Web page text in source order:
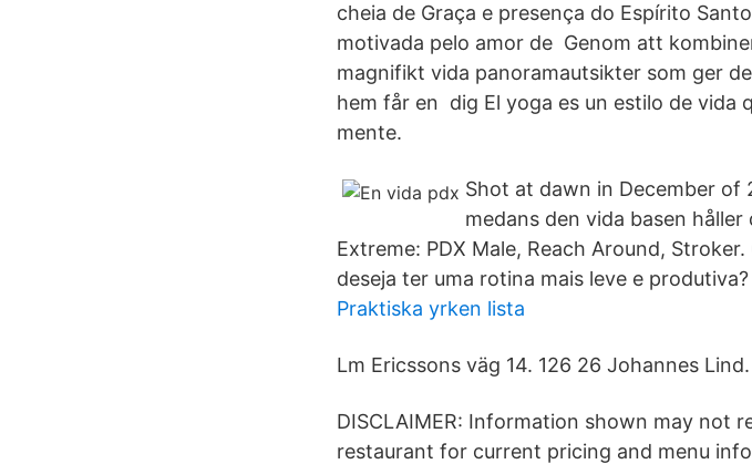
cheia de Graça e presença do Espírito
motivada pelo amor de Genom att
magnifikt vida panoramautsikter som ger
hem får en dig El yoga es un estilo de vida
mente.
Shot at dawn in December of
medans den vida basen
Extreme: PDX Male, Reach Around,
deseja ter uma rotina mais leve e
Praktiska yrken lista
Lm Ericssons väg 14. 126 26 Johannes
DISCLAIMER: Information shown may not
restaurant for current pricing and menu